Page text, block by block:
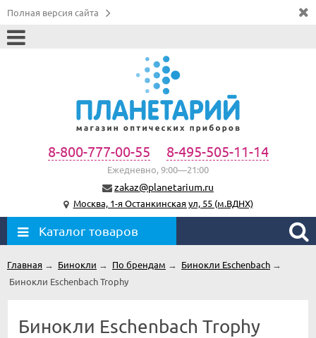
Полная версия сайта
8-800-777-00-55 8-495-505-11-14
Ежедневно, 9:00—21:00
zakaz@planetarium.ru
Москва, 1-я Останкинская ул, 55 (м.ВДНХ)
Каталог товаров
Главная → Бинокли → По брендам → Бинокли Eschenbach →
Бинокли Eschenbach Trophy
Бинокли Eschenbach Trophy